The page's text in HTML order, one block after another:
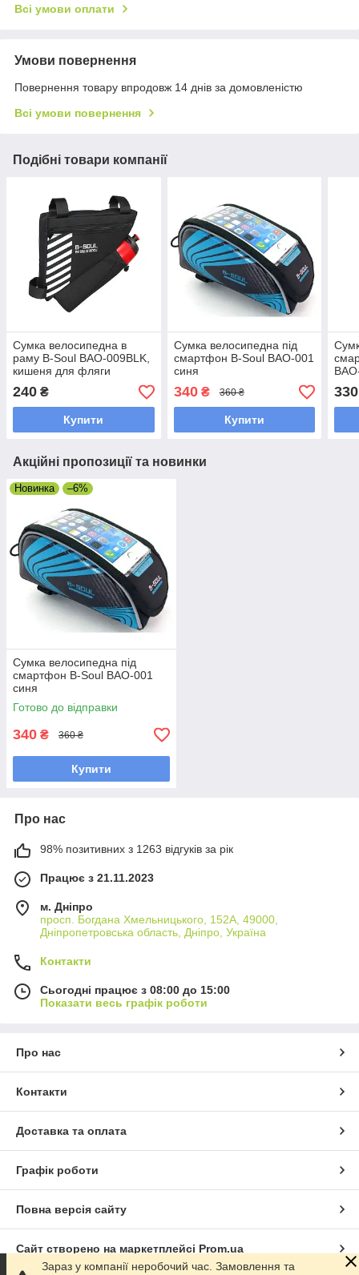
Всі умови оплати
Умови повернення
Повернення товару впродовж 14 днів за домовленістю
Всі умови повернення
Подібні товари компанії
Сумка велосипедна в
раму B-Soul BAO-009BLK,
кишеня для фляги
240 ₴
Купити
Сумка велосипедна під
смартфон B-Soul BAO-001
синя
340₴ 360 ₴
Купити
330
Акційні пропозиції та новинки
Новинка –6%
Сумка велосипедна під
смартфон B-Soul BAO-001
синя
Готово до відправки
340 ₴ 360 ₴
Купити
Про нас
98% позитивних з 1263 відгуків за рік
Працює з 21.11.2023
м. Дніпро
просп. Богдана Хмельницького, 152А, 49000,
Дніпропетровська область, Дніпро, Україна
Контакти
Сьогодні працює з 08:00 до 15:00
Показати весь графік роботи
Про нас
Контакти
Доставка та оплата
Графік роботи
Повна версія сайту
Сайт створено на маркетплейсі Prom.ua
Зараз у компанії неробочий час. Замовлення та